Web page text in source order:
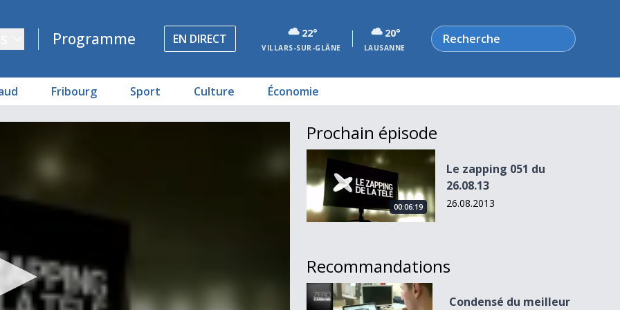
Programme EN DIRECT 22°
VILLARS-SUR-GLÂNE
20°
LAUSANNE
Rechercher
Fribourg Sport Culture Économie
Prochain épisode
Le zapping 051 du 26.08.13
00:06:19
Le zapping 051 du
26.08.13
26.08.2013
Recommandations
Condensé du meilleur de La Télé
Condensé du meilleur